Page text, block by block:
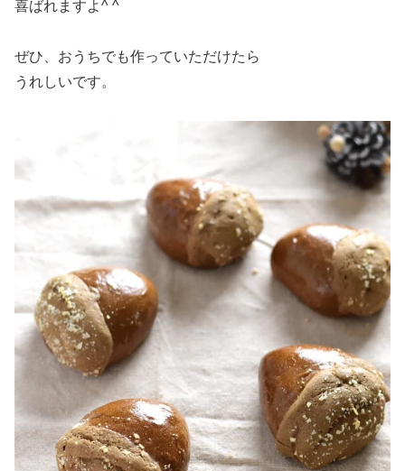
喜ばれますよ^ ^
ぜひ、おうちでも作っていただけたら
うれしいです。